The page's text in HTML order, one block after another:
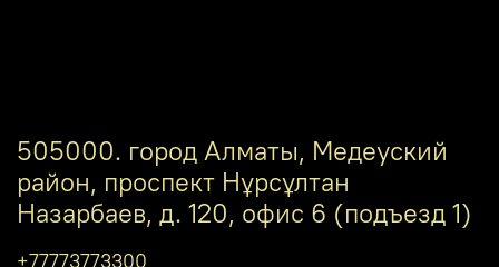
505000. город Алматы, Медеуский
район, проспект Нұрсұлтан
Назарбаев, д. 120, офис 6 (подъезд 1)
+77773773300